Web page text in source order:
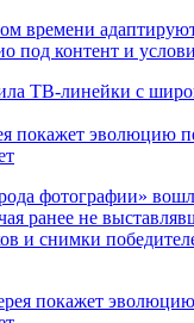
времени
под контент и
покажет эволюцию
фотографии»
ранее не
и снимки